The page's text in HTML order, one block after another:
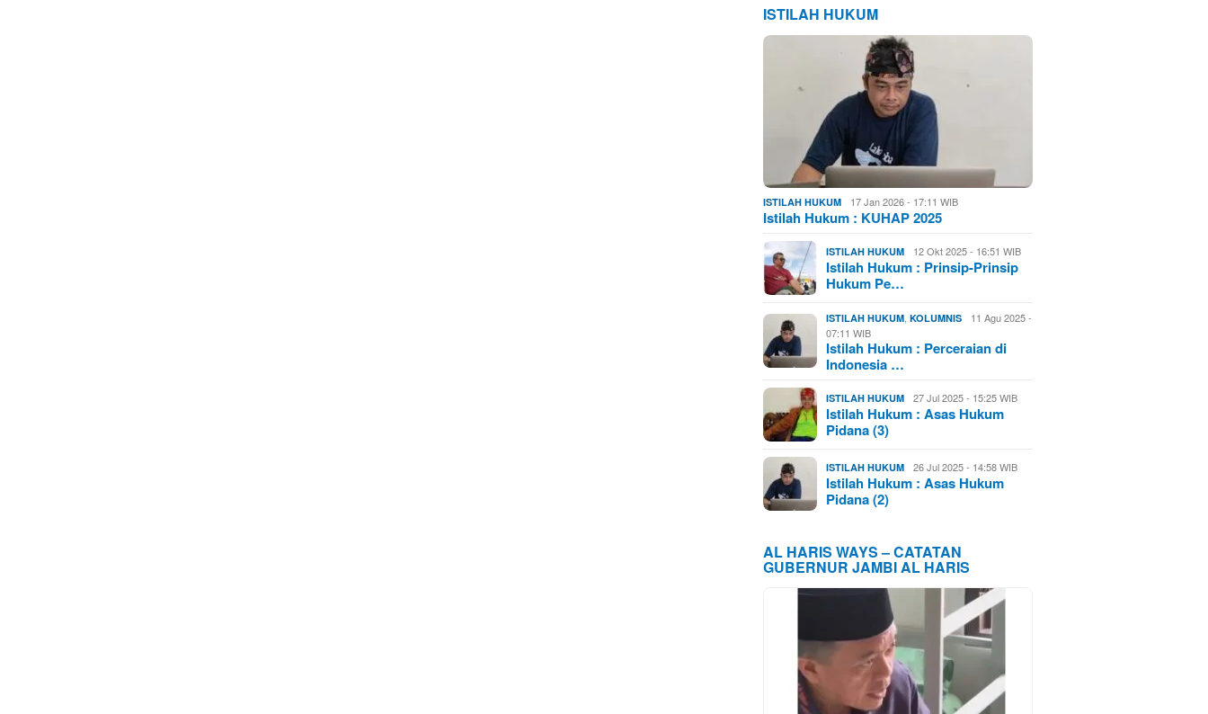
ISTILAH HUKUM
ISTILAH HUKUM 17 Jan 2026 - 17:11 WIB
Istilah Hukum : KUHAP 2025
ISTILAH HUKUM 12 Okt 2025 - 16:51 WIB
Istilah Hukum : Prinsip-Prinsip
Hukum Pe…
ISTILAH HUKUM ,KOLUMNIS
11 Agu 2025 -
07:11 WIB
Istilah Hukum : Perceraian di
Indonesia …
ISTILAH HUKUM 27 Jul 2025 - 15:25 WIB
Istilah Hukum : Asas Hukum
Pidana (3)
ISTILAH HUKUM 26 Jul 2025 - 14:58 WIB
Istilah Hukum : Asas Hukum
Pidana (2)
AL HARIS WAYS – CATATAN
GUBERNUR JAMBI AL HARIS